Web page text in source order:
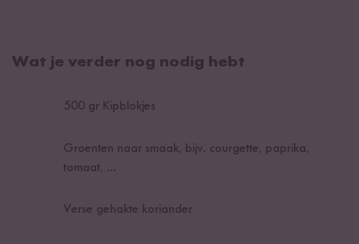
Wat je verder nog nodig hebt
500 gr Kipblokjes
Groenten naar smaak, bijv. courgette, paprika,
tomaat, ...
Verse gehakte koriander